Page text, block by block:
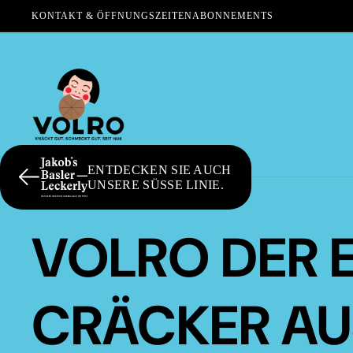
KONTAKT & ÖFFNUNGSZEITENABONNEMENTS
ENTDECKEN SIE AUCH
UNSERE SÜSSE LINIE.
VOLRO DER
CRÄCKER